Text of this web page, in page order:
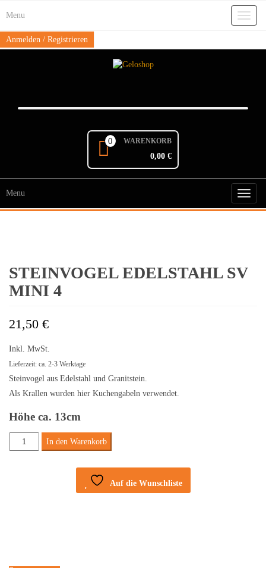
content
Toggle
Menu
Anmelden / Registrieren
0 WARENKORB
0,00 €
Toggle
Menu
STEINVOGEL EDELSTAHL SV
MINI 4
21,50 €
Inkl. MwSt.
Lieferzeit: ca. 2-3 Werktage
Steinvogel aus Edelstahl und Granitstein.
Als Krallen wurden hier Kuchengabeln verwendet.
Höhe ca. 13cm
Steinvogel
In den Warenkorb
Auf die Wunschliste